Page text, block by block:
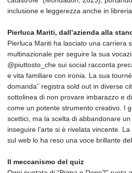
inclusione e leggerezza anche in libreria.
Pierluca Mariti, dall’azienda alla
Pierluca Mariti ha lasciato una carriera
multinazionale per seguire la sua
@piuttosto_che sui social racconta
e vita familiare con ironia. La sua
domanda” registra sold out in diverse
sottolinea di non provare imbarazzo e
come un potente strumento creativo. I
scettici, ma la scelta di abbandonare un
inseguire l’arte si è rivelata vincente.
sul web lo ha reso una voce brillante
Il meccanismo del quiz